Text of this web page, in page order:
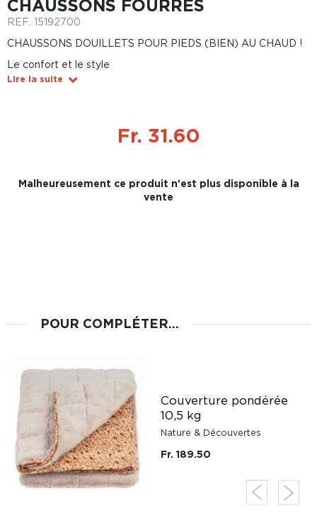
CHAUSSONS FOURRÉS
REF. 15192700
CHAUSSONS DOUILLETS POUR PIEDS (BIEN) AU CHAUD !
Le confort et le style
Lire la suite
Fr. 31.60
Malheureusement ce produit n'est plus disponible à la
vente
POUR COMPLÉTER...
Couverture pondérée
10,5 kg
Nature & Découvertes
Fr. 189.50